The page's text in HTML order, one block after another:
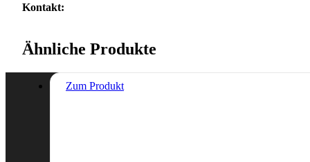
Kontakt:
Ähnliche Produkte
Zum Produkt